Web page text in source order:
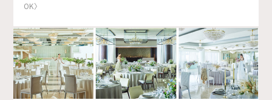
OK〉